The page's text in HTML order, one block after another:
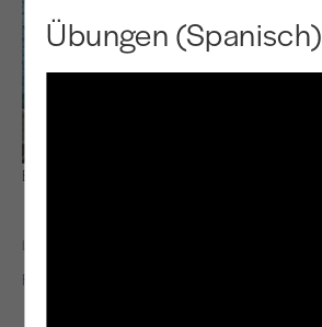
Übungen (Spanisch)
Beobachten & Lernen
LEHRER
Fabien Menegon